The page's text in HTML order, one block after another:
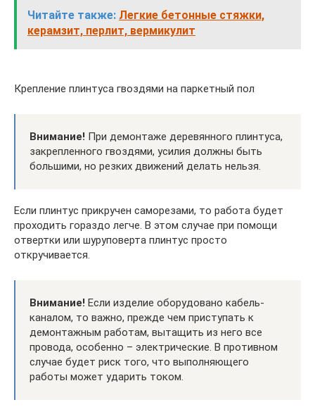
Читайте также: Легкие бетонные стяжки,
керамзит, перлит, вермикулит
Крепление плинтуса гвоздями на паркетный пол
Внимание! При демонтаже деревянного плинтуса,
закрепленного гвоздями, усилия должны быть
большими, но резких движений делать нельзя.
Если плинтус прикручен саморезами, то работа будет
проходить гораздо легче. В этом случае при помощи
отвертки или шуруповерта плинтус просто
откручивается.
Внимание! Если изделие оборудовано кабель-
каналом, то важно, прежде чем приступать к
демонтажным работам, вытащить из него все
провода, особенно – электрические. В противном
случае будет риск того, что выполняющего
работы может ударить током.